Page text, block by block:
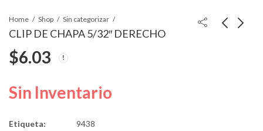
Home Shop Sin categorizar
CLIP DE CHAPA 5/32″ DERECHO
$6.03
Sin Inventario
Etiqueta: 9438